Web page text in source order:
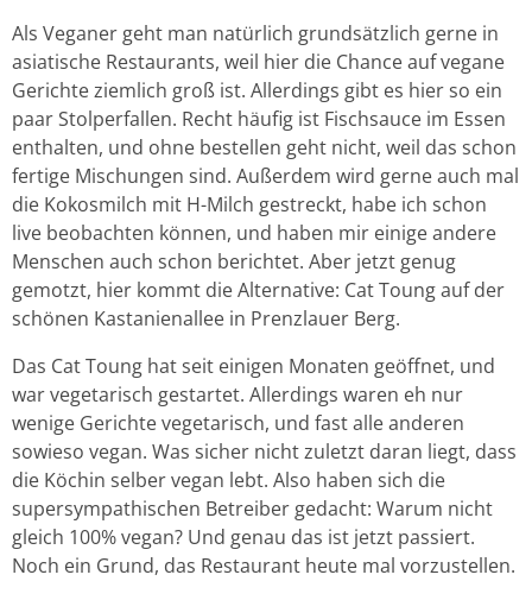
Als Veganer geht man natürlich grundsätzlich gerne in
asiatische Restaurants, weil hier die Chance auf vegane
Gerichte ziemlich groß ist. Allerdings gibt es hier so ein
paar Stolperfallen. Recht häufig ist Fischsauce im Essen
enthalten, und ohne bestellen geht nicht, weil das schon
fertige Mischungen sind. Außerdem wird gerne auch mal
die Kokosmilch mit H-Milch gestreckt, habe ich schon
live beobachten können, und haben mir einige andere
Menschen auch schon berichtet. Aber jetzt genug
gemotzt, hier kommt die Alternative: Cat Toung auf der
schönen Kastanienallee in Prenzlauer Berg.
Das Cat Toung hat seit einigen Monaten geöffnet, und
war vegetarisch gestartet. Allerdings waren eh nur
wenige Gerichte vegetarisch, und fast alle anderen
sowieso vegan. Was sicher nicht zuletzt daran liegt, dass
die Köchin selber vegan lebt. Also haben sich die
supersympathischen Betreiber gedacht: Warum nicht
gleich 100% vegan? Und genau das ist jetzt passiert.
Noch ein Grund, das Restaurant heute mal vorzustellen.